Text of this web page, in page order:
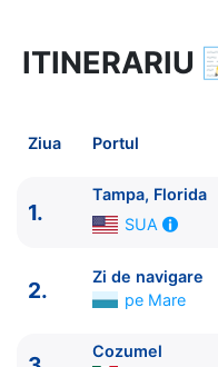
5 zile vacanta de
Plecare pe 18 Feb 2027
Royal Caribbean
ITINERARIU
Ziua Portul
1.
Tampa, Florida
SUA
2.
Zi de navigare
pe Mare
Cozumel